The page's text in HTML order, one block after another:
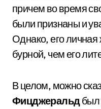
причем во время
были признаны и
Однако, его
бурной, чем его
В целом, можно
Фицджеральдбыл